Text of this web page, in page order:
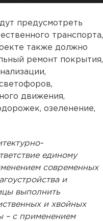
предусмотреть
транспорта,
также должно
ремонт покрытия,
движения,
озеленение,
единому
современных
и
выполнить
и хвойных
– с применением